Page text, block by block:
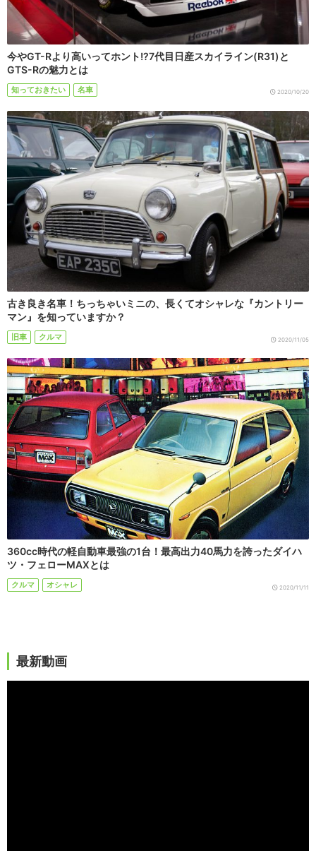
今やGT-Rより高いってホント!?7代目日産スカイライン(R31)と
GTS-Rの魅力とは
知っておきたい 名車 2020/10/20
古き良き名車！ちっちゃいミニの、長くてオシャレな『カントリー
マン』を知っていますか？
旧車 クルマ 2020/11/05
360cc時代の軽自動車最強の1台！最高出力40馬力を誇ったダイハ
ツ・フェローMAXとは
クルマ オシャレ 2020/11/11
最新動画